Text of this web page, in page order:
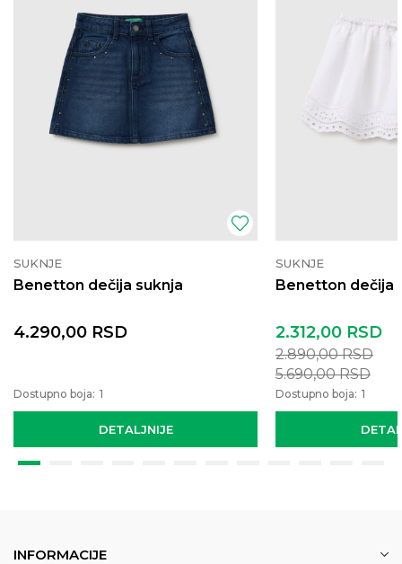
SUKNJE
Benetton dečija suknja
DETALJNIJE
4.290,00 RSD
Dostupno boja: 1
SUKNJE
Benetton dečija
2.312,00 RSD
2.890,00RSD
5.690,00RSD
Dostupno boja: 1
INFORMACIJE